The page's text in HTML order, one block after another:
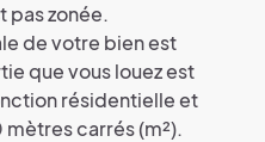
pas zonée.
de votre bien est
que vous louez est
résidentielle et
carrés (m²).